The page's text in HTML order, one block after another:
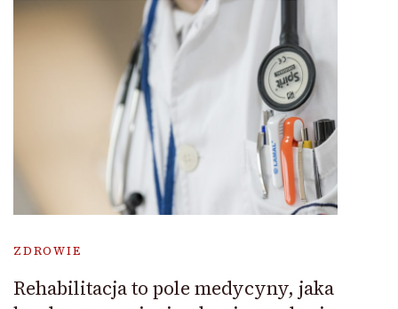
ZDROWIE
Rehabilitacja to pole medycyny, jaka